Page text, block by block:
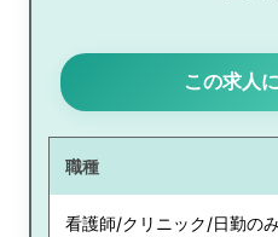
この求人
職種
看護師/クリニック/日勤の